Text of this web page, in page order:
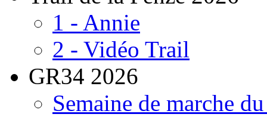
1 - Annie
2 - Vidéo Trail
GR34 2026
Semaine de marche